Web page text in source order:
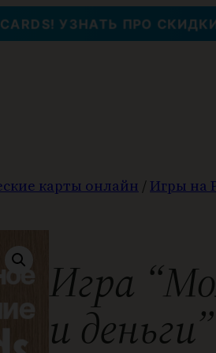
УЗНАТЬ ПРО
карты онлайн / Игры на
Игра
и деньги”